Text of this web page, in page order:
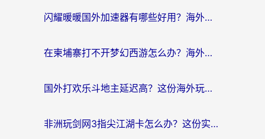
闪耀暖暖国外加速器有哪些好用？海外党亲测的国服游戏加速终极指南
在柬埔寨打不开梦幻西游怎么办？海外玩家国服游戏加速终极指南
国外打欢乐斗地主延迟高？这份海外玩家国服游戏加速指南帮你解决卡顿烦恼
非洲玩剑网3指尖江湖卡怎么办？这份实测有效的国服游戏加速指南请收好